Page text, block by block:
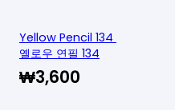
Yellow Pencil 134
옐로우 연필 134
₩3,600